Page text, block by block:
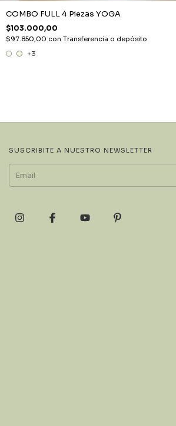
COMBO FULL 4 Piezas YOGA
$103.000,00
$97.850,00 con Transferencia o depósito
+3
SUSCRIBITE A NUESTRO NEWSLETTER